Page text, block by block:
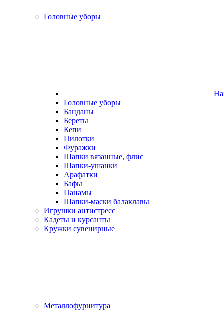
Головные уборы
Головные уборы
Банданы
Береты
Кепи
Пилотки
Фуражки
Шапки вязанные, флис
Шапки-ушанки
Арафатки
Бафы
Панамы
Шапки-маски балаклавы
Игрушки антистресс
Кадеты и курсанты
Кружки сувенирные
Металлофурнитура